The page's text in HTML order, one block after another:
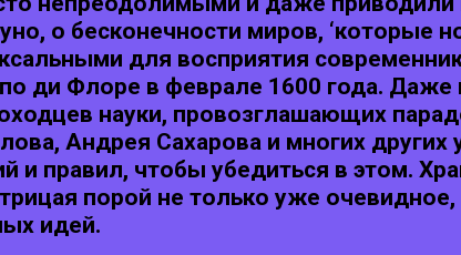
о бесконечности миров, ‘которые
для восприятия
ди Флоре в феврале 1600 года. Даже
науки, провозглашающих
Андрея Сахарова и многих
и правил, чтобы убедиться в этом.
порой не только уже
идей.